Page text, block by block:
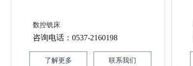
数控铣床
咨询电话：0537-2160198
了解更多 联系我们